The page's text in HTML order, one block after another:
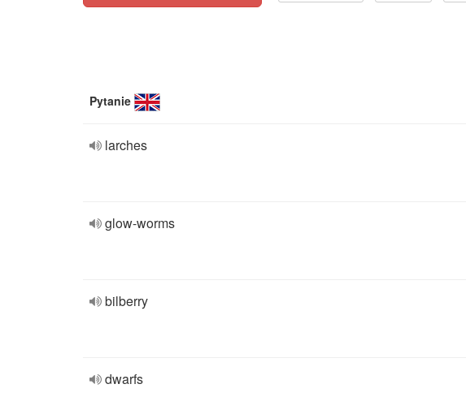
Pytanie
larches
glow-worms
bilberry
dwarfs